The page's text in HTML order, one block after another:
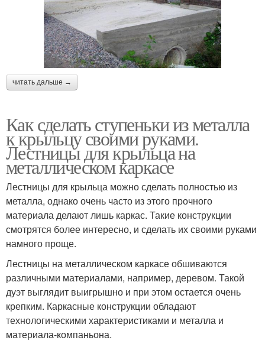
читать дальше →
Как сделать ступеньки из металла
к крыльцу своими руками.
Лестницы для крыльца на
металлическом каркасе
Лестницы для крыльца можно сделать полностью из
металла, однако очень часто из этого прочного
материала делают лишь каркас. Такие конструкции
смотрятся более интересно, и сделать их своими руками
намного проще.
Лестницы на металлическом каркасе обшиваются
различными материалами, например, деревом. Такой
дуэт выглядит выигрышно и при этом остается очень
крепким. Каркасные конструкции обладают
технологическими характеристиками и металла и
материала-компаньона.